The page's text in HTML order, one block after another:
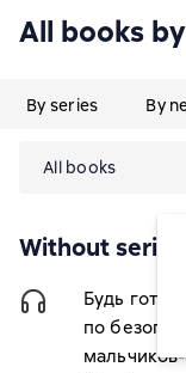
All books
By series By
All books
Without series
Будь
по